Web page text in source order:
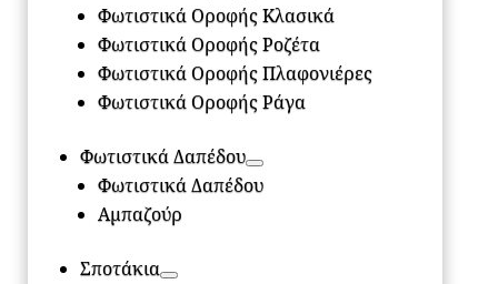
Φωτιστικά Οροφής Κλασικά
Φωτιστικά Οροφής Ροζέτα
Φωτιστικά Οροφής Πλαφονιέρες
Φωτιστικά Οροφής Ράγα
Φωτιστικά Δαπέδου
Φωτιστικά Δαπέδου
Αμπαζούρ
Σποτάκια